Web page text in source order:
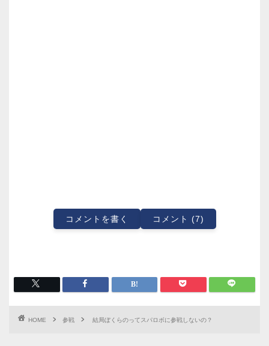
コメントを書く コメント (7)
HOME 参戦 結局ぼくらのってスパロボに参戦しないの？